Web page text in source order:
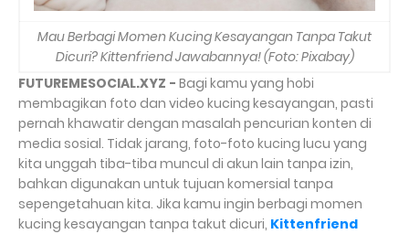
Mau Berbagi Momen Kucing Kesayangan Tanpa Takut
Dicuri? Kittenfriend Jawabannya! (Foto: Pixabay)
FUTUREMESOCIAL.XYZ - Bagi kamu yang hobi
membagikan foto dan video kucing kesayangan, pasti
pernah khawatir dengan masalah pencurian konten di
media sosial. Tidak jarang, foto-foto kucing lucu yang
kita unggah tiba-tiba muncul di akun lain tanpa izin,
bahkan digunakan untuk tujuan komersial tanpa
sepengetahuan kita. Jika kamu ingin berbagi momen
kucing kesayangan tanpa takut dicuri, Kittenfriend